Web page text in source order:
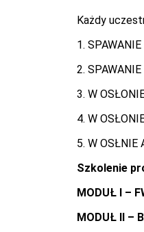
Każdy
1.
2.
3. W
4. W
5. W OSŁNIE
Szkolenie
MODUŁ I –
MODUŁ II –